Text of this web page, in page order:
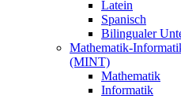
Latein
Spanisch
Bilingualer
Mathematik-
(MINT)
Mathematik
Informatik